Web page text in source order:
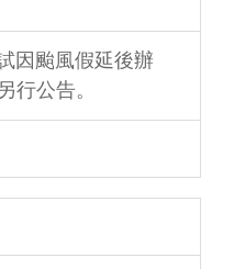
因颱風假延後辦
行公告。